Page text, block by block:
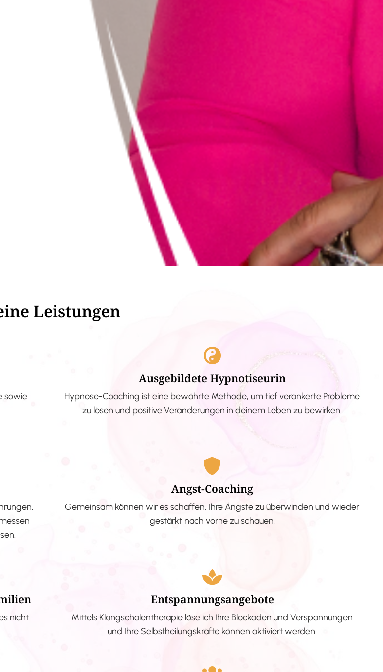
Leistungen
sowie
Ausgebildete Hypnotiseurin
Hypnose-Coaching ist eine bewährte Methode, um tief verankerte Probleme
zu lösen und positive Veränderungen in deinem Leben zu bewirken.
Angst-Coaching
Gemeinsam können wir es schaffen, Ihre Ängste zu überwinden und wieder
gestärkt nach vorne zu schauen!
nicht
Entspannungsangebote
Mittels Klangschalentherapie löse ich Ihre Blockaden und Verspannungen
und Ihre Selbstheilungskräfte können aktiviert werden.